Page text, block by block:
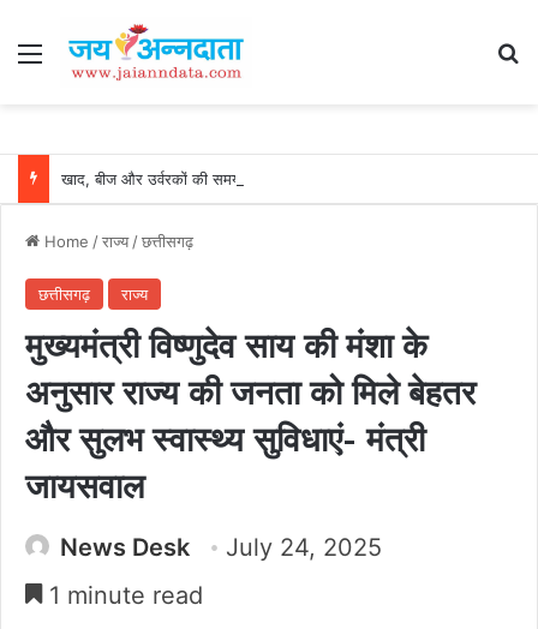
Menu
Home /राज्य/छत्तीसगढ़
छत्तीसगढ़ राज्य
मुख्यमंत्री विष्णुदेव साय की मंशा के
अनुसार राज्य की जनता को मिले बेहतर
और सुलभ स्वास्थ्य सुविधाएं- मंत्री
जायसवाल
News Desk
July 24, 2025
1 minute read